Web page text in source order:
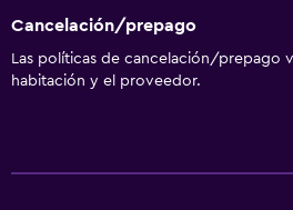
Cancelación/prepago
Las políticas de cancelación/prepago
habitación y el proveedor.